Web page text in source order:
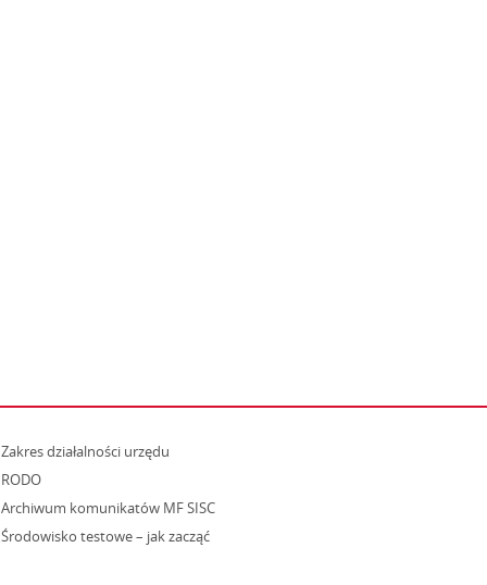
Zakres działalności urzędu
RODO
Archiwum komunikatów MF SISC
Środowisko testowe – jak zacząćstrona otwiera się w nowym oknie